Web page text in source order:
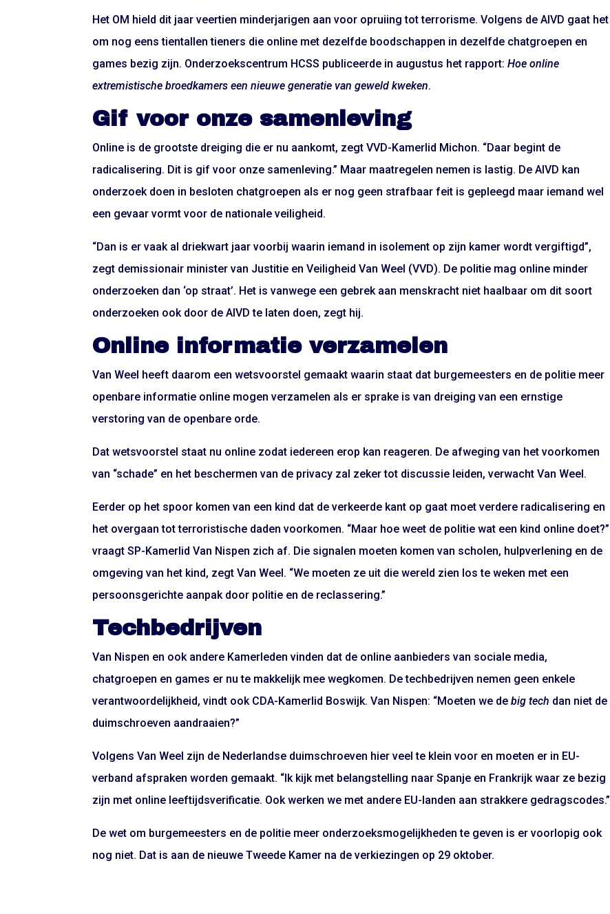
Het OM hield dit jaar veertien minderjarigen aan voor opruiing tot terrorisme. Volgens de AIVD gaat het
om nog eens tientallen tieners die online met dezelfde boodschappen in dezelfde chatgroepen en
games bezig zijn. Onderzoekscentrum HCSS publiceerde in augustus het rapport:Hoe online
extremistische broedkamers een nieuwe generatie van geweld kweken.
Gif voor onze samenleving
Online is de grootste dreiging die er nu aankomt, zegt VVD-Kamerlid Michon. “Daar begint de
radicalisering. Dit is gif voor onze samenleving.” Maar maatregelen nemen is lastig. De AIVD kan
onderzoek doen in besloten chatgroepen als er nog geen strafbaar feit is gepleegd maar iemand wel
een gevaar vormt voor de nationale veiligheid.
“Dan is er vaak al driekwart jaar voorbij waarin iemand in isolement op zijn kamer wordt vergiftigd”,
zegt demissionair minister van Justitie en Veiligheid Van Weel (VVD). De politie mag online minder
onderzoeken dan ‘op straat’. Het is vanwege een gebrek aan menskracht niet haalbaar om dit soort
onderzoeken ook door de AIVD te laten doen, zegt hij.
Online informatie verzamelen
Van Weel heeft daarom een wetsvoorstel gemaakt waarin staat dat burgemeesters en de politie meer
openbare informatie online mogen verzamelen als er sprake is van dreiging van een ernstige
verstoring van de openbare orde.
Datwetsvoorstel staat nu online zodat iedereen erop kan reageren. De afweging van het voorkomen
van “schade” en het beschermen van de privacy zal zeker tot discussie leiden, verwacht Van Weel.
Eerder op het spoor komen van een kind dat de verkeerde kant op gaat moet verdere radicalisering en
het overgaan tot terroristische daden voorkomen. “Maar hoe weet de politie wat een kind online doet?”
vraagt SP-Kamerlid Van Nispen zich af. Die signalen moeten komen van scholen, hulpverlening en de
omgeving van het kind, zegt Van Weel. “We moeten ze uit die wereld zien los te weken met een
persoonsgerichte aanpak door politie en de reclassering.”
Techbedrijven
Van Nispen en ook andere Kamerleden vinden dat de online aanbieders van sociale media,
chatgroepen en games er nu te makkelijk mee wegkomen. De techbedrijven nemen geen enkele
verantwoordelijkheid, vindt ook CDA-Kamerlid Boswijk. Van Nispen: “Moeten we debig tech dan niet de
duimschroeven aandraaien?”
Volgens Van Weel zijn de Nederlandse duimschroeven hier veel te klein voor en moeten er in EU-
verband afspraken worden gemaakt. “Ik kijk met belangstelling naar Spanje en Frankrijk waar ze bezig
zijn met online leeftijdsverificatie. Ook werken we met andere EU-landen aan strakkere gedragscodes.”
De wet om burgemeesters en de politie meer onderzoeksmogelijkheden te geven is er voorlopig ook
nog niet. Dat is aan de nieuwe Tweede Kamer na de verkiezingen op 29 oktober.